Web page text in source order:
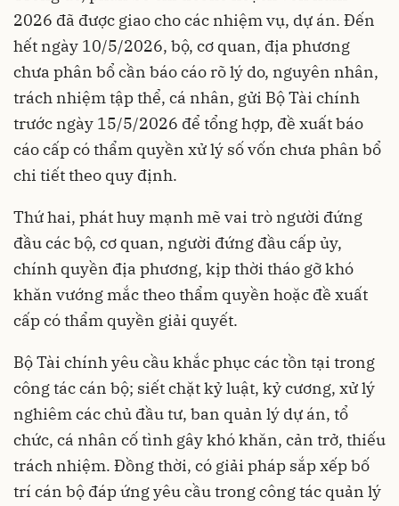
2026 đã được giao cho các nhiệm vụ, dự án. Đến
hết ngày 10/5/2026, bộ, cơ quan, địa phương
chưa phân bổ cần báo cáo rõ lý do, nguyên nhân,
trách nhiệm tập thể, cá nhân, gửi Bộ Tài chính
trước ngày 15/5/2026 để tổng hợp, đề xuất báo
cáo cấp có thẩm quyền xử lý số vốn chưa phân bổ
chi tiết theo quy định.
Thứ hai, phát huy mạnh mẽ vai trò người đứng
đầu các bộ, cơ quan, người đứng đầu cấp ủy,
chính quyền địa phương, kịp thời tháo gỡ khó
khăn vướng mắc theo thẩm quyền hoặc đề xuất
cấp có thẩm quyền giải quyết.
Bộ Tài chính yêu cầu khắc phục các tồn tại trong
công tác cán bộ; siết chặt kỷ luật, kỷ cương, xử lý
nghiêm các chủ đầu tư, ban quản lý dự án, tổ
chức, cá nhân cố tình gây khó khăn, cản trở, thiếu
trách nhiệm. Đồng thời, có giải pháp sắp xếp bố
trí cán bộ đáp ứng yêu cầu trong công tác quản lý